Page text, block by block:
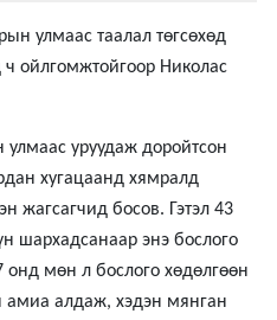
улмаас таалал төгсөхөд
ч ойлгомжтойгоор Николас
уруудаж доройтсон
хугацаанд хямралд
жагсагчид босов. Гэтэл 43
шархадсанаар энэ бослого
мөн л бослого хөдөлгөөн
амиа алдаж, хэдэн мянган